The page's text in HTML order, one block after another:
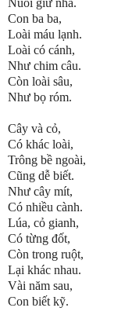
Nuôi giữ nhà.
Con ba ba,
Loài máu lạnh.
Loài có cánh,
Như chim câu.
Còn loài sâu,
Như bọ róm.
Cây và cỏ,
Có khác loài,
Trông bề ngoài,
Cũng dễ biết.
Như cây mít,
Có nhiều cành.
Lúa, cỏ gianh,
Có từng đốt,
Còn trong ruột,
Lại khác nhau.
Vài năm sau,
Con biết kỹ.